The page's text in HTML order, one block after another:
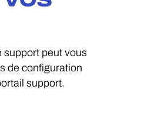
support peut vous
de configuration
support.